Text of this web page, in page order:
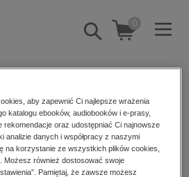
Pokaż/schowaj
wyszukiwarkę
0
wnętrz
Kędzierski
aby zapewnić Ci najlepsze wrażenia
katalogu ebooków, audiobooków i e-prasy,
oraz udostępniać Ci najnowsze
analizie danych i współpracy z naszymi
na korzystanie ze wszystkich plików cookies,
Możesz również dostosować swoje
Pamiętaj, że zawsze możesz